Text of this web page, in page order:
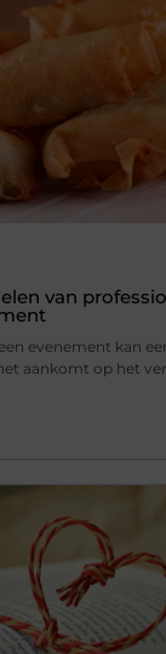
van
evenement kan
aankomt op het